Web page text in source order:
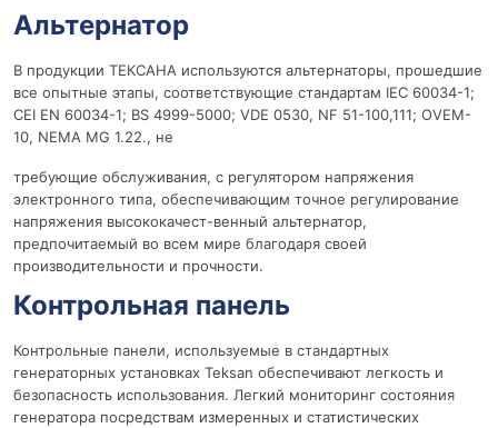
Альтернатор
В продукции ТЕКСАНА используются альтернаторы, прошедшие
все опытные этапы, соответствующие стандартам IEC 60034-1;
CEI EN 60034-1; BS 4999-5000; VDE 0530, NF 51-100,111; OVEM-
10, NEMA MG 1.22., не
требующие обслуживания, с регулятором напряжения
электронного типа, обеспечивающим точное регулирование
напряжения высококачест-венный альтернатор,
предпочитаемый во всем мире благодаря своей
производительности и прочности.
Контрольная панель
Контрольные панели, используемые в стандартных
генераторных установках Teksan обеспечивают легкость и
безопасность использования. Легкий мониторинг состояния
генератора посредствам измеренных и статистических